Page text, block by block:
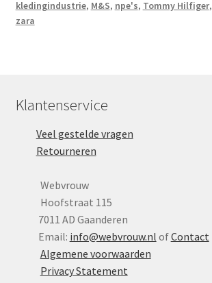
kledingindustrie, M&S, npe's, Tommy Hilfiger,
zara
Klantenservice
Veel gestelde vragen
Retourneren
Webvrouw
Hoofstraat 115
7011 AD Gaanderen
Email: info@webvrouw.nl ofContact
Algemene voorwaarden
Privacy Statement